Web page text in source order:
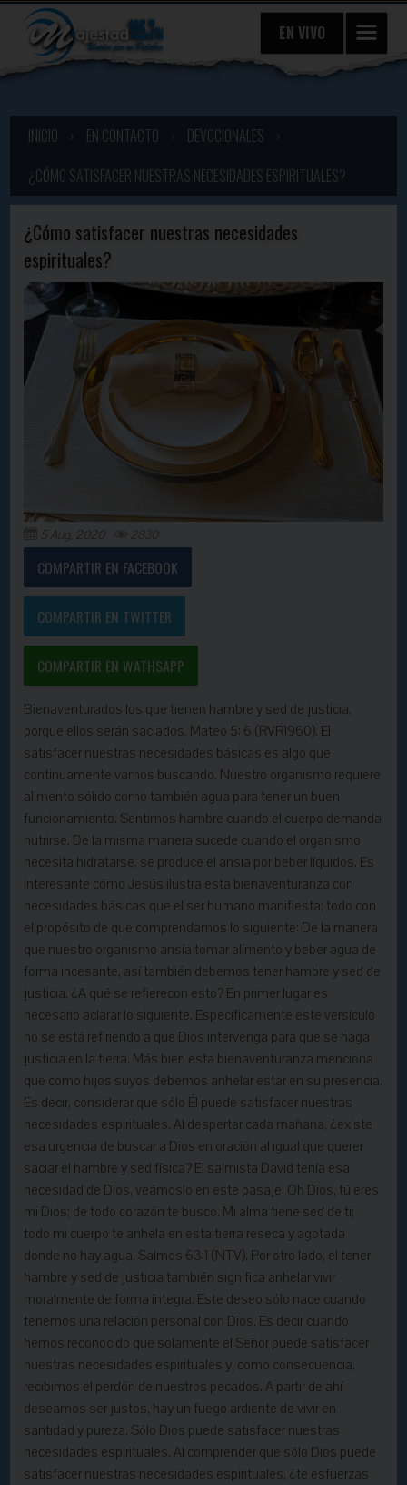
EN VIVO
INICIO EN CONTACTO DEVOCIONALES
¿CÓMO SATISFACER NUESTRAS NECESIDADES ESPIRITUALES?
¿Cómo satisfacer nuestras necesidades
espirituales?
5 Aug, 2020 2830
COMPARTIR EN FACEBOOK
COMPARTIR EN TWITTER
COMPARTIR EN WATHSAPP
Bienaventurados los que tienen hambre y sed de justicia,
porque ellos serán saciados. Mateo 5: 6 (RVR1960). El
satisfacer nuestras necesidades básicas es algo que
continuamente vamos buscando. Nuestro organismo requiere
alimento sólido como también agua para tener un buen
funcionamiento. Sentimos hambre cuando el cuerpo demanda
nutrirse. De la misma manera sucede cuando el organismo
necesita hidratarse, se produce el ansia por beber líquidos. Es
interesante cómo Jesús ilustra esta bienaventuranza con
necesidades básicas que el ser humano manifiesta; todo con
el propósito de que comprendamos lo siguiente: De la manera
que nuestro organismo ansía tomar alimento y beber agua de
forma incesante, así también debemos tener hambre y sed de
justicia. ¿A qué se refierecon esto? En primer lugar es
necesario aclarar lo siguiente. Específicamente este versículo
no se está refiriendo a que Dios intervenga para que se haga
justicia en la tierra. Más bien esta bienaventuranza menciona
que como hijos suyos debemos anhelar estar en su presencia.
Es decir, considerar que sólo Él puede satisfacer nuestras
necesidades espirituales. Al despertar cada mañana, ¿existe
esa urgencia de buscar a Dios en oración al igual que querer
saciar el hambre y sed física? El salmista David tenía esa
necesidad de Dios, veámoslo en este pasaje: Oh Dios, tú eres
mi Dios; de todo corazón te busco. Mi alma tiene sed de ti;
todo mi cuerpo te anhela en esta tierra reseca y agotada
donde no hay agua. Salmos 63:1 (NTV). Por otro lado, el tener
hambre y sed de justicia también significa anhelar vivir
moralmente de forma íntegra. Este deseo sólo nace cuando
tenemos una relación personal con Dios. Es decir cuando
hemos reconocido que solamente el Señor puede satisfacer
nuestras necesidades espirituales y, como consecuencia,
recibimos el perdón de nuestros pecados. A partir de ahí
deseamos ser justos, hay un fuego ardiente de vivir en
santidad y pureza. Sólo Dios puede satisfacer nuestras
necesidades espirituales. Al comprender que sólo Dios puede
satisfacer nuestras necesidades espirituales, ¿te esfuerzas